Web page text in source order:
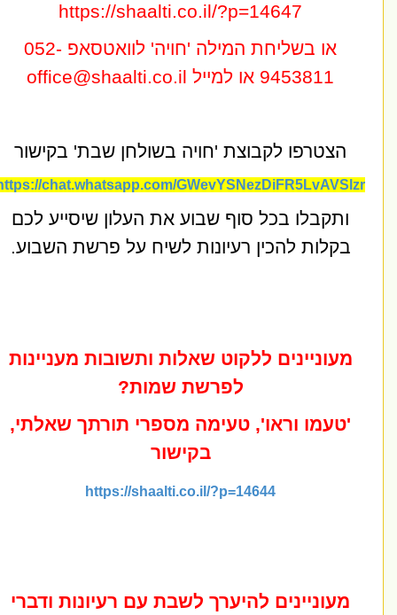
https://shaalti.co.il/?p=14647
או בשליחת המילה 'חויה'
לוואטסאפ 052-
9453811 או למייל
office@shaalti.co.il
הצטרפו לקבוצת 'חויה בשולחן שבת' בקישור
https://chat.whatsapp.com/
בכל סוף שבוע את העלון שיסייע לכם
להכין רעיונות לשיח על פרשת השבוע.
ללקוט שאלות ותשובות מעניינות
לפרשת שמות?
וראו', טעימה מספרי תורתך שאלתי,
בקישור
https://shaalti.co.il/?p=14644
להיערך לשבת עם רעיונות ודברי